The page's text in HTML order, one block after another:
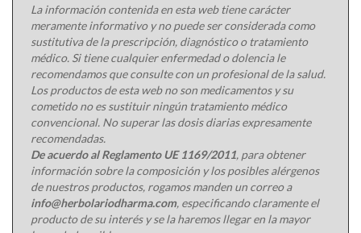
La información contenida en esta web tiene carácter
meramente informativo y no puede ser considerada como
sustitutiva de la prescripción, diagnóstico o tratamiento
médico. Si tiene cualquier enfermedad o dolencia le
recomendamos que consulte con un profesional de la salud.
Los productos de esta web no son medicamentos y su
cometido no es sustituir ningún tratamiento médico
convencional. No superar las dosis diarias expresamente
recomendadas.
De acuerdo al Reglamento UE 1169/2011, para obtener
información sobre la composición y los posibles alérgenos
de nuestros productos, rogamos manden un correo a
info@herbolariodharma.com, especificando claramente el
producto de su interés y se la haremos llegar en la mayor